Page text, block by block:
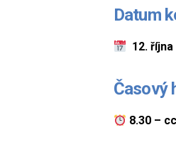
Datum
12. října
Časový
8.30 –